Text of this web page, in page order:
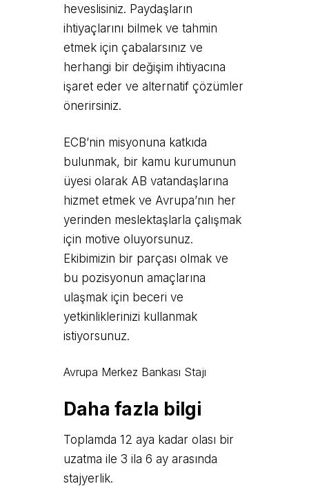
heveslisiniz. Paydaşların
ihtiyaçlarını bilmek ve tahmin
etmek için çabalarsınız ve
herhangi bir değişim ihtiyacına
işaret eder ve alternatif çözümler
önerirsiniz.
ECB’nin misyonuna katkıda
bulunmak, bir kamu kurumunun
üyesi olarak AB vatandaşlarına
hizmet etmek ve Avrupa’nın her
yerinden meslektaşlarla çalışmak
için motive oluyorsunuz.
Ekibimizin bir parçası olmak ve
bu pozisyonun amaçlarına
ulaşmak için beceri ve
yetkinliklerinizi kullanmak
istiyorsunuz.
Avrupa Merkez Bankası Stajı
Daha fazla bilgi
Toplamda 12 aya kadar olası bir
uzatma ile 3 ila 6 ay arasında
stajyerlik.